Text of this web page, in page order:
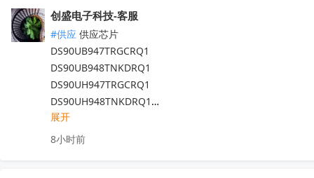
IRS2092STRPBF  EN25QH64A-104HIP
CS3820EO  M12L128168A-6TG2N
代理天微，贝岭，泰德，能芯，福芯，红芯微
晶源微，友达，UTC，纳芯威，芯电元等品牌
深圳原装现货当天可送，1000+型号现货欢迎咨询
V:13544786707
Q:2581140881
收起
创盛电子科技-客服
#供应 供应芯片
DS90UB947TRGCRQ1
DS90UB948TNKDRQ1
DS90UH947TRGCRQ1
DS90UH948TNKDRQ1
DS83822IRHBR
DS250DF810ABVR
展开
8小时前